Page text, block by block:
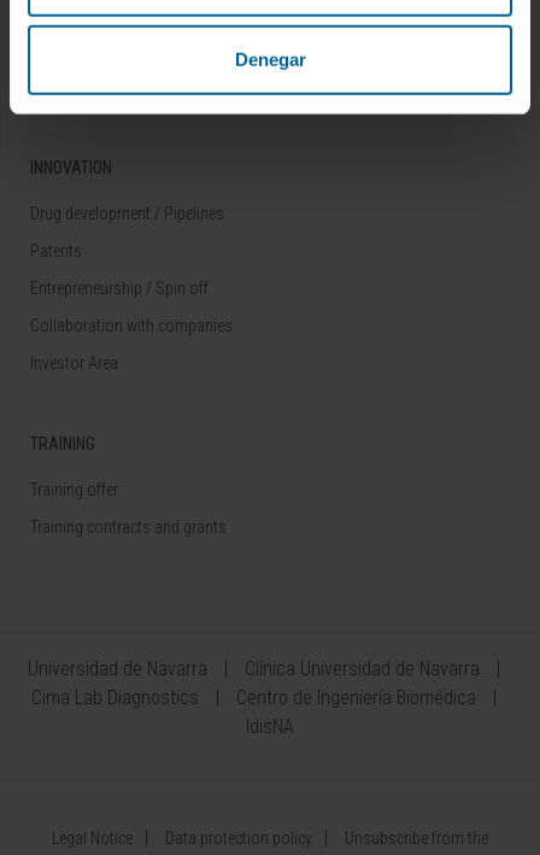
Denegar
Technology platforms
INNOVATION
Drug development / Pipelines
Patents
Entrepreneurship / Spin off
Collaboration with companies
Investor Area
TRAINING
Training offer
Training contracts and grants
Universidad de Navarra
Clínica Universidad de Navarra
Cima Lab Diagnostics
Centro de Ingeniería Biomédica
IdisNA
Legal Notice Data protection policy Unsubscribe from the